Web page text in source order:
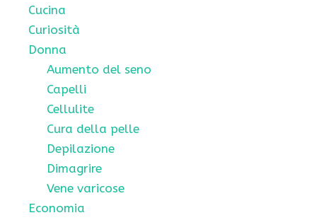
Cucina
Curiosità
Donna
Aumento del seno
Capelli
Cellulite
Cura della pelle
Depilazione
Dimagrire
Vene varicose
Economia